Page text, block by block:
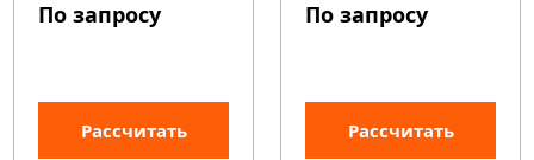
По запросу
Рассчитать
По запросу
Рассчитать